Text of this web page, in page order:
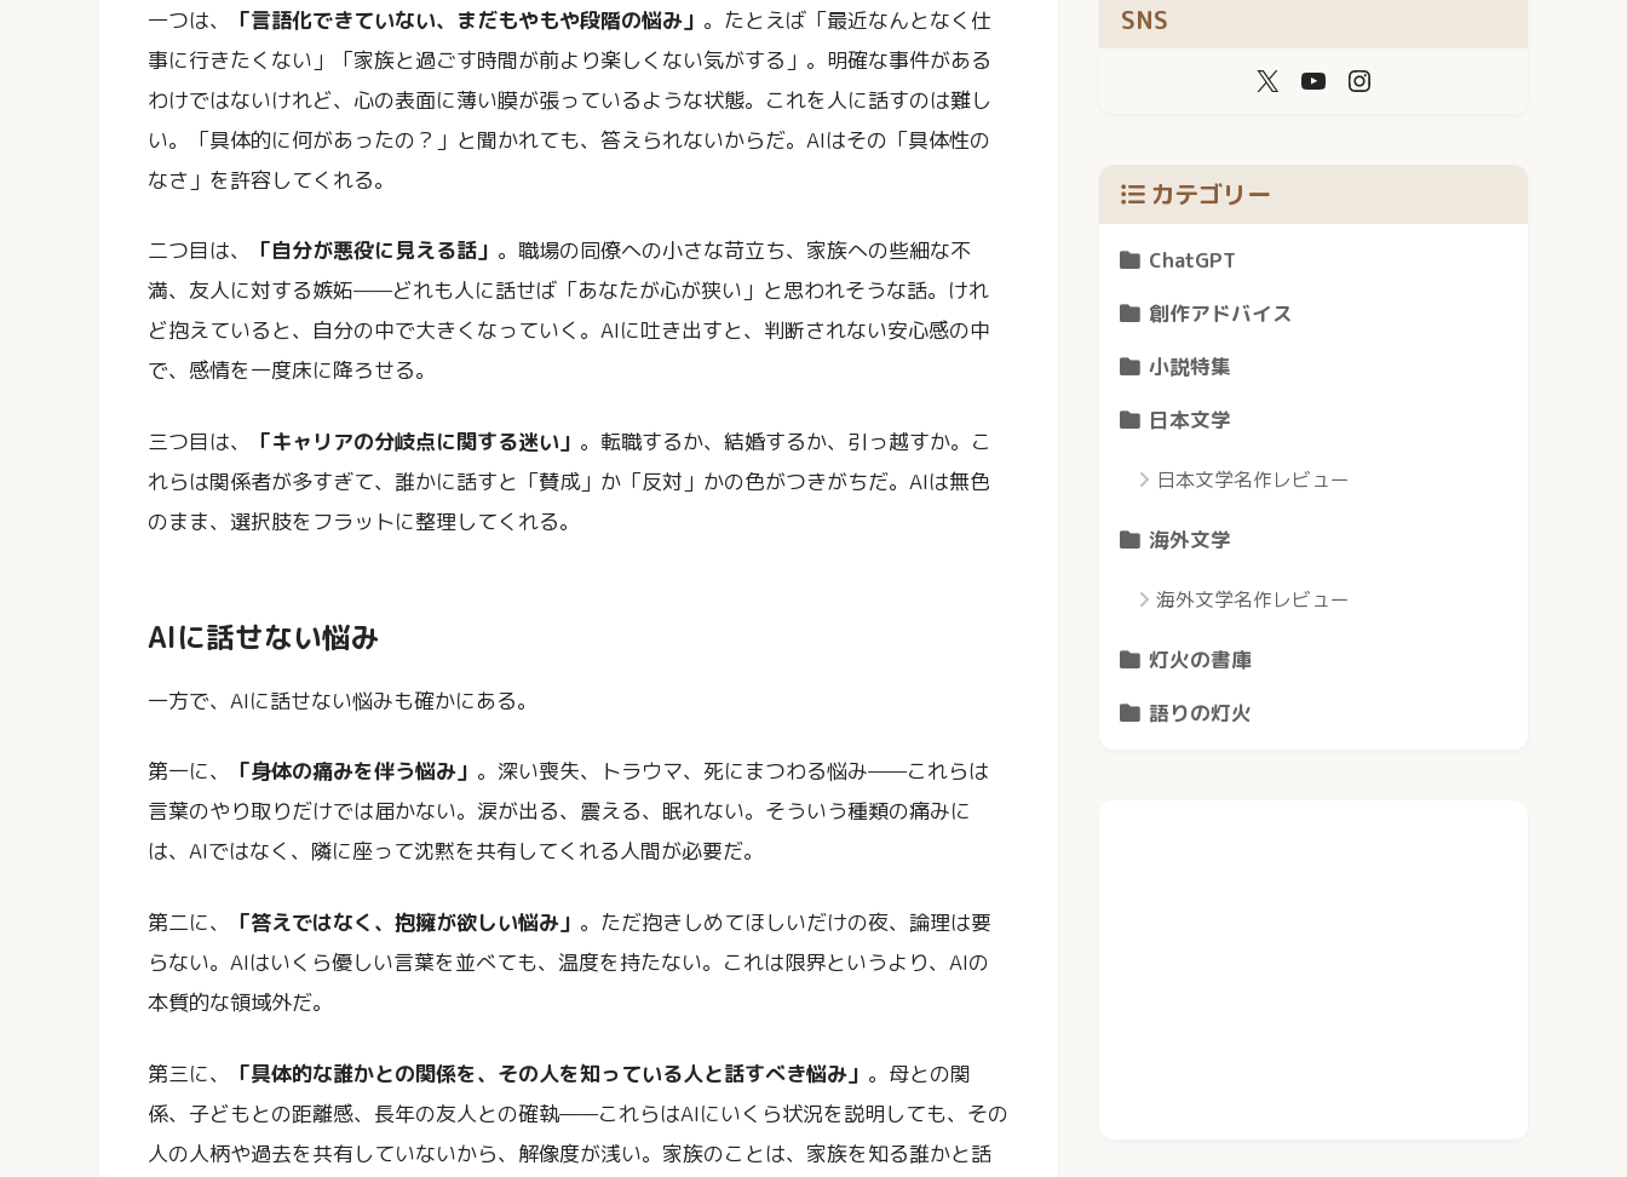
一つは、 「言語化できていない、まだもやもや段階の悩み」 。たとえば「最近なんとなく仕
事に行きたくない」「家族と過ごす時間が前より楽しくない気がする」。明確な事件がある
わけではないけれど、心の表面に薄い膜が張っているような状態。これを人に話すのは難し
い。「具体的に何があったの？」と聞かれても、答えられないからだ。AIはその「具体性の
なさ」を許容してくれる。
二つ目は、 「自分が悪役に見える話」 。職場の同僚への小さな苛立ち、家族への些細な不
満、友人に対する嫉妬——どれも人に話せば「あなたが心が狭い」と思われそうな話。けれ
ど抱えていると、自分の中で大きくなっていく。AIに吐き出すと、判断されない安心感の中
で、感情を一度床に降ろせる。
三つ目は、 「キャリアの分岐点に関する迷い」 。転職するか、結婚するか、引っ越すか。こ
れらは関係者が多すぎて、誰かに話すと「賛成」か「反対」かの色がつきがちだ。AIは無色
のまま、選択肢をフラットに整理してくれる。
AIに話せない悩み
一方で、AIに話せない悩みも確かにある。
第一に、 「身体の痛みを伴う悩み」 。深い喪失、トラウマ、死にまつわる悩み——これらは
言葉のやり取りだけでは届かない。涙が出る、震える、眠れない。そういう種類の痛みに
は、AIではなく、隣に座って沈黙を共有してくれる人間が必要だ。
第二に、 「答えではなく、抱擁が欲しい悩み」 。ただ抱きしめてほしいだけの夜、論理は要
らない。AIはいくら優しい言葉を並べても、温度を持たない。これは限界というより、AIの
本質的な領域外だ。
第三に、 「具体的な誰かとの関係を、その人を知っている人と話すべき悩み」 。母との関
係、子どもとの距離感、長年の友人との確執——これらはAIにいくら状況を説明しても、その
人の人柄や過去を共有していないから、解像度が浅い。家族のことは、家族を知る誰かと話
SNS
カテゴリー
ChatGPT
創作アドバイス
小説特集
日本文学
日本文学名作レビュー
海外文学
海外文学名作レビュー
灯火の書庫
語りの灯火